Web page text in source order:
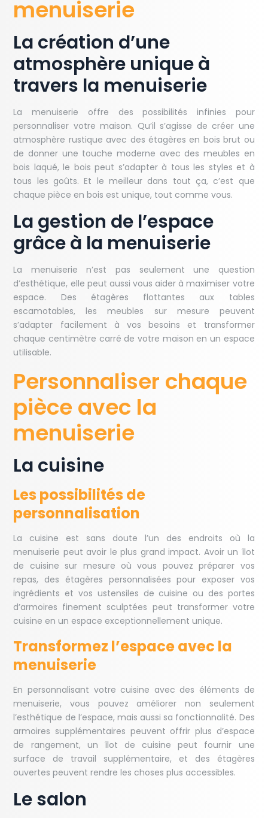
menuiserie
La création d’une
atmosphère unique à
travers la menuiserie
La menuiserie offre des possibilités infinies pour
personnaliser votre maison. Qu’il s’agisse de créer une
atmosphère rustique avec des étagères en bois brut ou
de donner une touche moderne avec des meubles en
bois laqué, le bois peut s’adapter à tous les styles et à
tous les goûts. Et le meilleur dans tout ça, c’est que
chaque pièce en bois est unique, tout comme vous.
La gestion de l’espace
grâce à la menuiserie
La menuiserie n’est pas seulement une question
d’esthétique, elle peut aussi vous aider à maximiser votre
espace. Des étagères flottantes aux tables
escamotables, les meubles sur mesure peuvent
s’adapter facilement à vos besoins et transformer
chaque centimètre carré de votre maison en un espace
utilisable.
Personnaliser chaque
pièce avec la
menuiserie
La cuisine
Les possibilités de
personnalisation
La cuisine est sans doute l’un des endroits où la
menuiserie peut avoir le plus grand impact. Avoir un îlot
de cuisine sur mesure où vous pouvez préparer vos
repas, des étagères personnalisées pour exposer vos
ingrédients et vos ustensiles de cuisine ou des portes
d’armoires finement sculptées peut transformer votre
cuisine en un espace exceptionnellement unique.
Transformez l’espace avec la
menuiserie
En personnalisant votre cuisine avec des éléments de
menuiserie, vous pouvez améliorer non seulement
l’esthétique de l’espace, mais aussi sa fonctionnalité. Des
armoires supplémentaires peuvent offrir plus d’espace
de rangement, un îlot de cuisine peut fournir une
surface de travail supplémentaire, et des étagères
ouvertes peuvent rendre les choses plus accessibles.
Le salon